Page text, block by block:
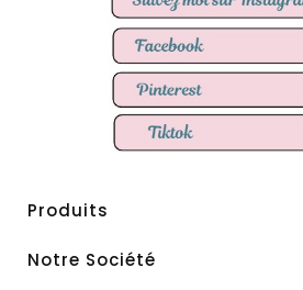
Produits
Notre Société